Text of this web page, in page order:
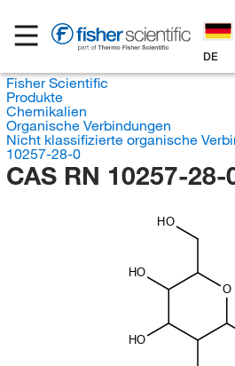
DE
Fisher Scientific
Produkte
Chemikalien
Organische Verbindungen
Nicht klassifizierte organische
10257-28-0
CAS RN 10257-28-
HO
O
HO
HO